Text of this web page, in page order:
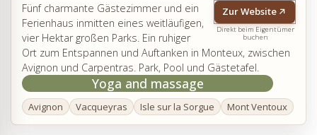
Zur Website
Direkt beim Eigentümer
buchen
Fünf charmante Gästezimmer und ein
Ferienhaus inmitten eines weitläufigen,
vier Hektar großen Parks. Ein ruhiger
Ort zum Entspannen und Auftanken in Monteux, zwischen
Avignon und Carpentras. Park, Pool und Gästetafel.
Yoga and massage
Avignon Vacqueyras Isle sur la Sorgue Mont Ventoux